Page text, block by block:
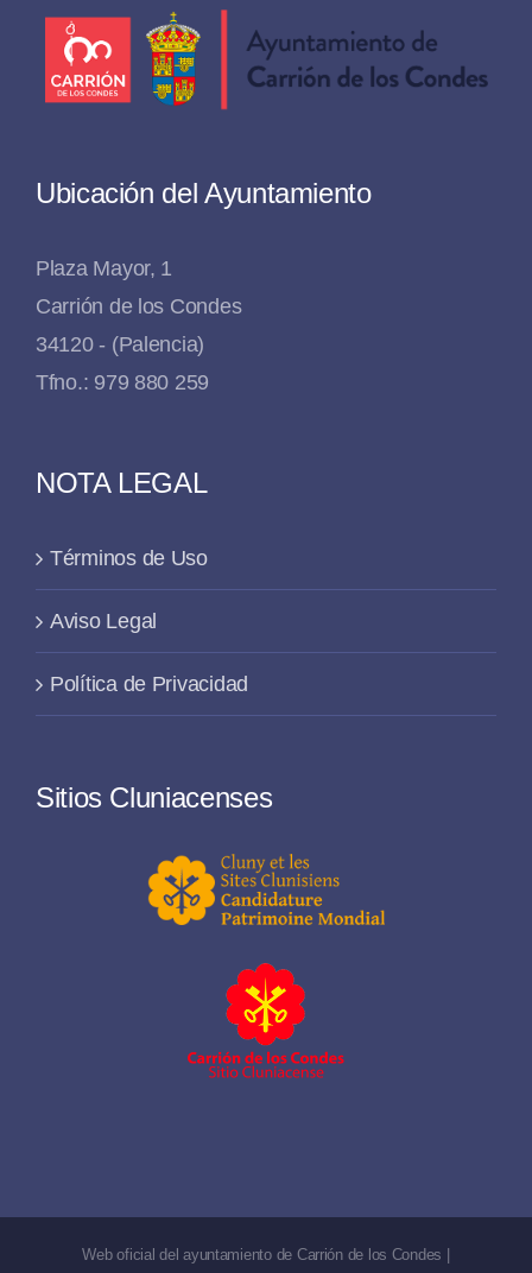
Ubicación del Ayuntamiento
Plaza Mayor, 1
Carrión de los Condes
34120 - (Palencia)
Tfno.: 979 880 259
NOTA LEGAL
Términos de Uso
Aviso Legal
Política de Privacidad
Sitios Cluniacenses
Web oficial del ayuntamiento de Carrión de los Condes |